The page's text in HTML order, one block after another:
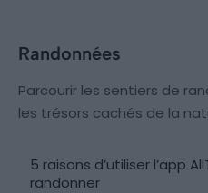
Randonnées
Parcourir les sentiers de
les trésors cachés de la
5 raisons d’utiliser l’app
randonner